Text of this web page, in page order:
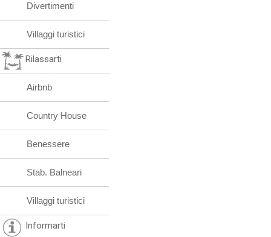
Divertimenti
Villaggi turistici
Rilassarti
Airbnb
Country House
Benessere
Stab. Balneari
Villaggi turistici
Informarti